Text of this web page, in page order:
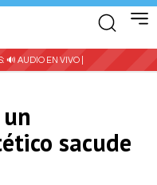
🔊 AUDIO EN VIVO |
sacude